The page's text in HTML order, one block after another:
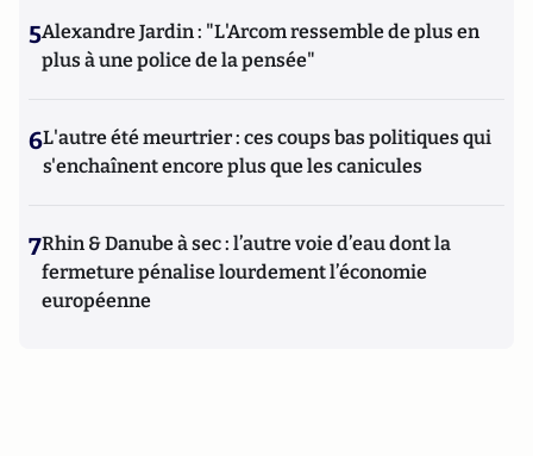
5Alexandre Jardin : "L'Arcom ressemble de plus en
plus à une police de la pensée"
6L'autre été meurtrier : ces coups bas politiques qui
s'enchaînent encore plus que les canicules
7Rhin & Danube à sec : l’autre voie d’eau dont la
fermeture pénalise lourdement l’économie
européenne